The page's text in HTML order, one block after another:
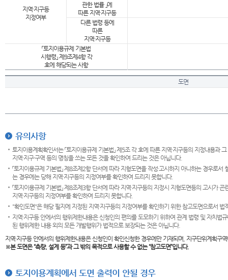
지역·지구등
지정여부
관한 법률 」에
따른 지역·지구등
다른 법령 등에
따른
지역·지구등
「토지이용규제 기본법
시행령」 제9조제4항 각
호에 해당되는 사항
도면
유의사항
토지이용계획확인서는 「토지이용규제 기본법」 제5조 각 호에 따른 지역·지구등의 지정내용
지역·지구·구역 등의 명칭을 쓰는 모든 것을 확인하여 드리는 것은 아닙니다.
「토지이용규제 기본법」 제8조제2항 단서에 따라 지형도면을 작성·고시하지 아니하는 경우로
는 경우에는 당해 지역·지구등의 지정여부를 확인하여 드리지 못합니다.
「토지이용규제 기본법」 제8조제3항 단서에 따라 지역·지구등의 지정시 지형도면등의 고시가
지역·지구등의 지정여부를 확인하여 드리지 못합니다.
"확인도면"은 해당 필지에 지정된 지역·지구등의 지정여부를 확인하기 위한 참고도면으로서
지역·지구등 안에서의 행위제한내용은 신청인의 편의를 도모하기 위하여 관계 법령 및 자치
된 행위제한 내용 외의 모든 개발행위가 법적으로 보장되는 것은 아닙니다.
지역·지구등 안에서의 행위제한내용은 신청인이 확인신청한 경우에만 기재되며, 지구단위계획
※본 도면은“측량, 설계 등”과 그 밖의 목적으로 사용할 수 없는 “참고도면”입니다.
토지이용계획에서 도면 출력이 안될 경우